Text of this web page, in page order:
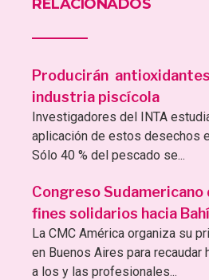
RELACIONADOS
Producirán
industria piscícola
Investigadores del INTA
aplicación de estos desechos
Sólo 40 % del pescado se...
Congreso Sudamericano
fines solidarios hacia
La CMC América organiza su
en Buenos Aires para recaudar
a los y las profesionales...